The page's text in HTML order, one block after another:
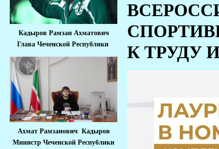
Кадыров Рамзан Ахматович
Глава Чеченской Республики
Ахмат Рамзанович Кадыров
Министр Чеченской Республики
К ТРУДУ